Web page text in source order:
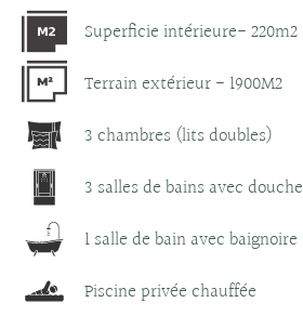
Superficie intérieure- 220m2
Terrain extérieur - 1900M2
3 chambres (lits doubles)
3 salles de bains avec douche
1 salle de bain avec baignoire
Piscine privée chauffée